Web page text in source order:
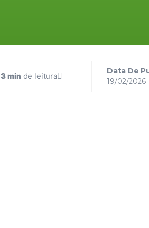
3 min de leitura
Data De
19/02/2026